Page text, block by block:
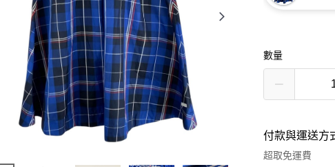
數量
付款與運送方
超取免運費